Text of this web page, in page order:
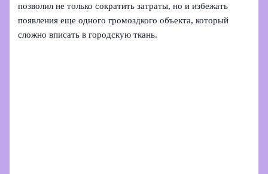
позволил не только сократить затраты, но и избежать
появления еще одного громоздкого объекта, который
сложно вписать в городскую ткань.